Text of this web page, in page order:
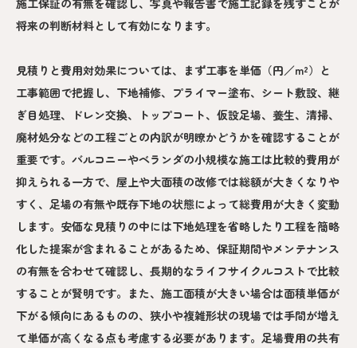
将来の判断材料として有効になります。
見積りと費用対効果については、まず工事を単価（円／m²）と
工事範囲で把握し、下地補修、プライマー塗布、シート敷設、継
ぎ目処理、ドレン交換、トップコート、仮設足場、養生、清掃、
廃材処分などの工程ごとの内訳が明瞭かどうかを確認することが
重要です。バルコニーやベランダの小規模な施工は比較的費用が
抑えられる一方で、屋上や大面積の改修では総額が大きくなりや
すく、足場の有無や既存下地の状態によって総費用が大きく変動
します。安価な見積りの中には下地処理を省略したり工程を簡略
化した提案が含まれることがあるため、保証期間やメンテナンス
の有無を合わせて確認し、長期的なライフサイクルコストで比較
することが賢明です。また、施工面積が大きい場合は面積単価が
下がる傾向にあるものの、狭小や複雑形状の現場では手間が増え
て単価が高くなる点も考慮する必要があります。足場費用の共有